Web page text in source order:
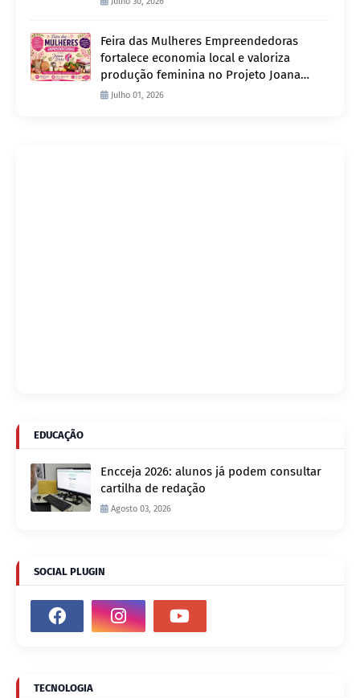
Feira das Mulheres Empreendedoras
fortalece economia local e valoriza
produção feminina no Projeto Joana
D’ArcJulho 01, 2026
EDUCAÇÃO
Encceja 2026: alunos já podem consultar
cartilha de redação
Agosto 03, 2026
SOCIAL PLUGIN
TECNOLOGIA